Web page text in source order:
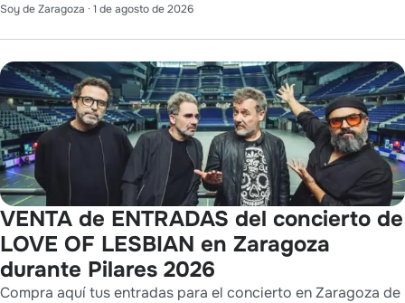
Soy de Zaragoza · 1 de agosto de 2026
VENTA de ENTRADAS del concierto de
LOVE OF LESBIAN en Zaragoza
durante Pilares 2026
Compra aquí tus entradas para el concierto en Zaragoza de